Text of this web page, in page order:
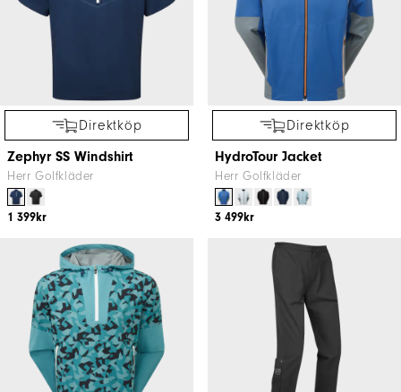
Direktköp
Zephyr SS Windshirt
Herr Golfkläder
1 399kr
Direktköp
HydroTour Jacket
Herr Golfkläder
3 499kr